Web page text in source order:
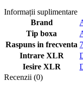
Informații suplimentare
Brand
Tip boxa
Raspuns in frecventa
Intrare XLR
Iesire XLR
Recenzii (0)